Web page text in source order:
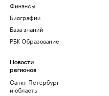
Финансы
Биографии
База знаний
РБК Образование
Новости
регионов
Санкт-Петербург
и область